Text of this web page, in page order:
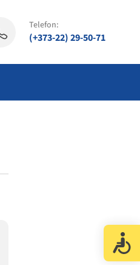
Telefon:
(+373-22) 29-50-71